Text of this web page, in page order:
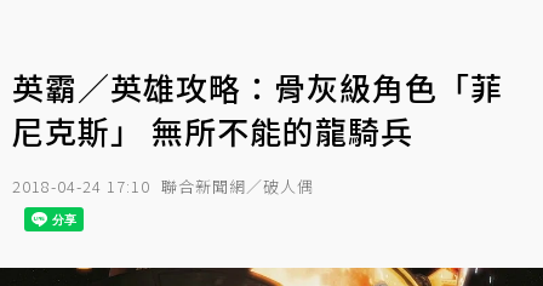
英霸／英雄攻略：骨灰級角色「菲
尼克斯」 無所不能的龍騎兵
2018-04-24 17:10 聯合新聞網／破人偶